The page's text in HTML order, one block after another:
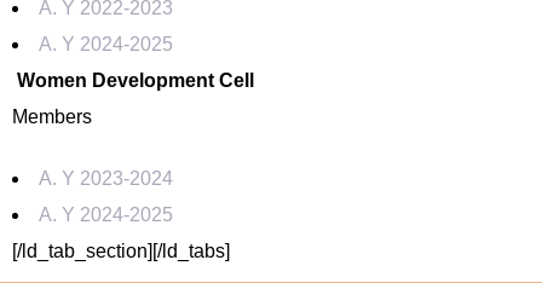
A. Y 2022-2023
A. Y 2024-2025
Women Development Cell
Members
A. Y 2023-2024
A. Y 2024-2025
[/ld_tab_section][/ld_tabs]